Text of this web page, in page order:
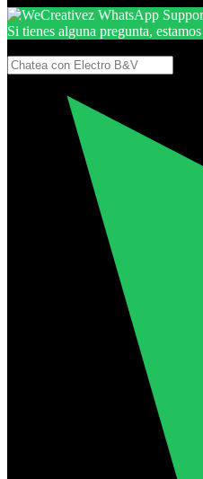
Si tienes alguna pregunta,